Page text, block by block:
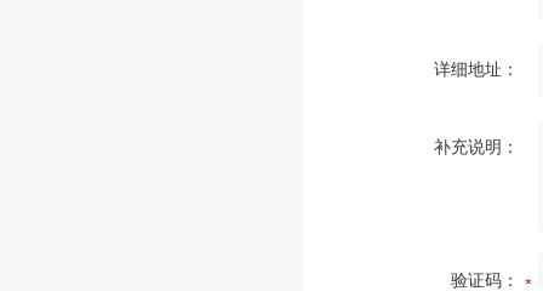
详细地址：
补充说明：
验证码：